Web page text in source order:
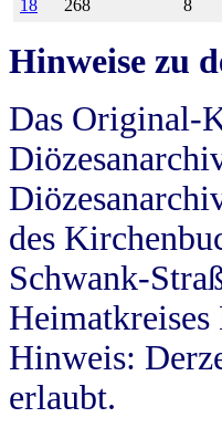
18
268 8
Hinweise zu
Das Original-
des
Schwank-
Hinweis:
erlaubt.